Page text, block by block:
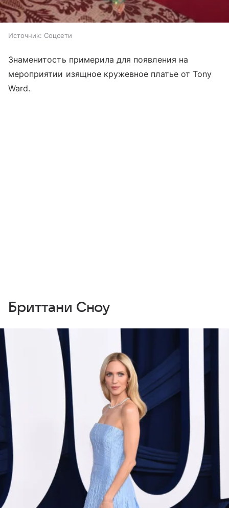
Источник: Соцсети
Знаменитость примерила для появления на
мероприятии изящное кружевное платье от Tony
Ward.
Бриттани Сноу